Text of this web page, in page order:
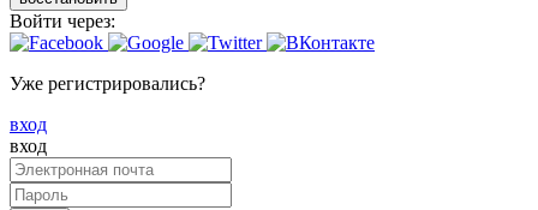
Войти через:
Уже регистрировались?
вход
вход